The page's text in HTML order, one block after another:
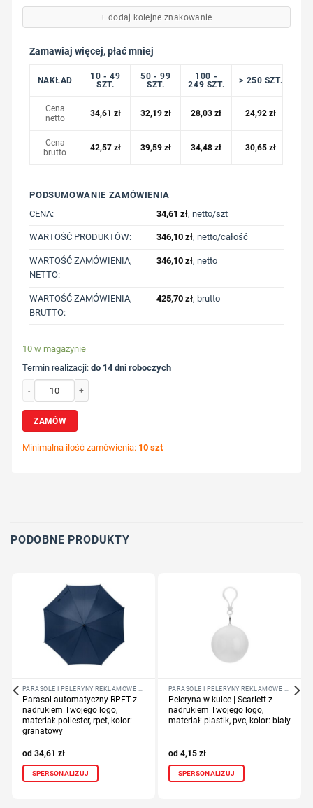
+ dodaj kolejne znakowanie
Zamawiaj więcej, płać mniej
NAKŁAD
10 - 49
SZT.
50 - 99
SZT.
100 -
249 SZT.
> 250 SZT.
Cena
netto
34,61 zł 32,19 zł 28,03zł 24,92zł
Cena
brutto
42,57 zł 39,59 zł 34,48zł 30,65zł
PODSUMOWANIE ZAMÓWIENIA
CENA:
34,61 zł, netto/szt
WARTOŚĆ PRODUKTÓW: 346,10 zł, netto/całość
WARTOŚĆ ZAMÓWIENIA,
NETTO:
346,10 zł, netto
WARTOŚĆ ZAMÓWIENIA,
BRUTTO:
425,70 zł, brutto
10 w magazynie
Termin realizacji:do 14 dni roboczych
ZAMÓW
Minimalna ilość zamówienia: 10 szt
PODOBNE PRODUKTY
PARASOLE I PELERYNY REKLAMOWE Z NADRUKIEM LOGO
Parasol automatyczny RPET z
nadrukiem Twojego logo,
materiał: poliester, rpet, kolor:
granatowy
34,61 zł
SPERSONALIZUJ
PARASOLE I PELERYNY REKLAMOWE Z NADRUKIEM LOGO
Peleryna w kulce | Scarlett z
nadrukiem Twojego logo,
materiał: plastik, pvc, kolor: biały
4,15 zł
SPERSONALIZUJ